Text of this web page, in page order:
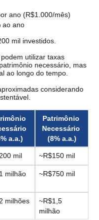
ano (R$1.000/mês)
ao ano
mil investidos.
utilizar taxas
necessário, mas
ao longo do tempo.
considerando
a.a.)
Patrimônio
Necessário
(8% a.a.)
mil ~R$150 mil
milhão ~R$750 mil
milhões
~R$1,5
milhão